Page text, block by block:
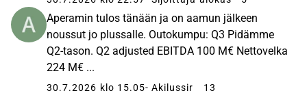
Aperamin tulos tänään ja on aamun jälkeen
noussut jo plussalle. Outokumpu: Q3 Pidämme
Q2-tason. Q2 adjusted EBITDA 100 M€ Nettovelka
224 M€ ...
30.7.2026 klo 15.05- Akilussir 13